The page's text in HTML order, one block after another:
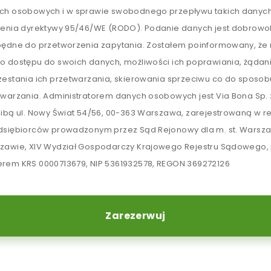
osobowych i w sprawie swobodnego przepływu takich
dyrektywy 95/46/WE (RODO). Podanie danych jest
do przetworzenia zapytania. Zostałem poinformowany, że
dostępu do swoich danych, możliwości ich poprawiania,
ich przetwarzania, skierowania sprzeciwu co do
Administratorem danych osobowych jest Via Bona Sp.
ul. Nowy Świat 54/56, 00-363 Warszawa, zarejestrowaną w
prowadzonym przez Sąd Rejonowy dla m. st.
XIV Wydział Gospodarczy Krajowego Rejestru
KRS 0000713679, NIP 5361932578, REGON 369272126
Zarezerwuj